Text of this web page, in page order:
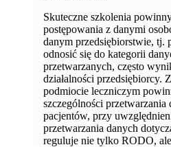
Skuteczne szkolenia
postępowania z danymi
danym przedsiębiorstwie, tj.
odnosić się do kategorii
przetwarzanych, często
działalności przedsiębiorcy.
podmiocie leczniczym
szczególności przetwarzania
pacjentów, przy
przetwarzania danych
reguluje nie tylko RODO,